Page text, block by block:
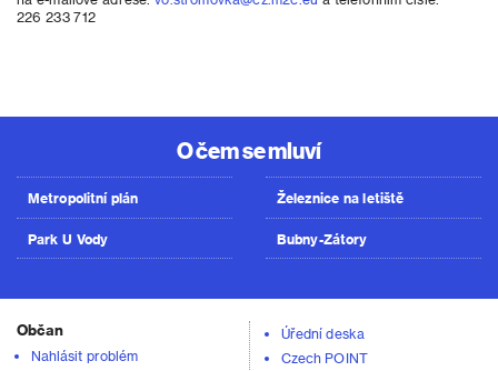
226 233 712
O čem se mluví
Metropolitní plán
Park U Vody
Železnice na letiště
Bubny-Zátory
Občan
Nahlásit problém
Úřední deska
Czech POINT